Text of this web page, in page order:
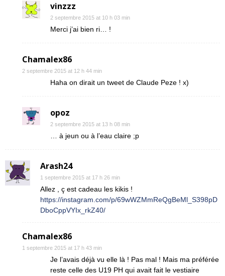
vinzzz
2 septembre 2015 at 10 h 03 min
Merci j’ai bien ri… !
Chamalex86
2 septembre 2015 at 12 h 44 min
Haha on dirait un tweet de Claude Peze ! x)
opoz
2 septembre 2015 at 13 h 08 min
… à jeun ou à l’eau claire ;p
Arash24
1 septembre 2015 at 17 h 26 min
Allez , ç est cadeau les kikis !
https://instagram.com/p/69wWZMmReQgBeMl_S398pD
DboCppVYIx_rkZ40/
Chamalex86
1 septembre 2015 at 17 h 43 min
Je l’avais déjà vu elle là ! Pas mal ! Mais ma préférée
reste celle des U19 PH qui avait fait le vestiaire